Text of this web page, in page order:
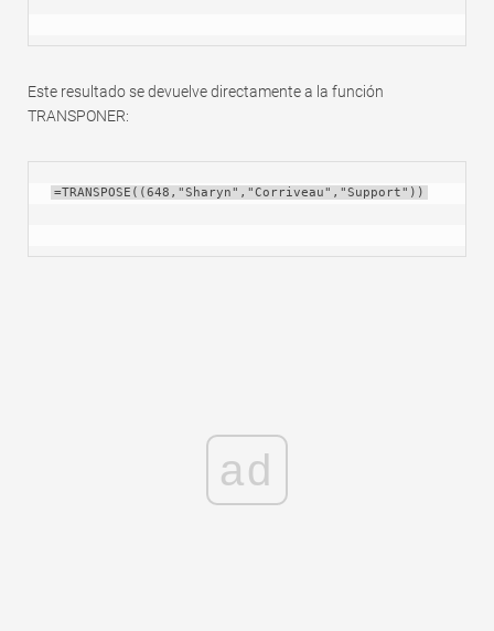
Este resultado se devuelve directamente a la función
TRANSPONER:
=TRANSPOSE((648,"Sharyn","Corriveau","Support"))
ad